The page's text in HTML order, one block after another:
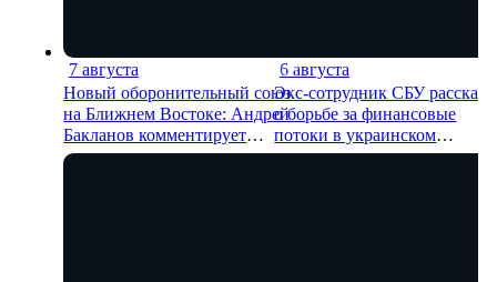
7 августа
12 мин
Новый оборонительный союз
на Ближнем Востоке: Андрей
Бакланов комментирует
мотивы и риски соглашения
6 августа
Экс-сотрудник СБУ
о борьбе за финансовые
потоки в украинском
политикуме